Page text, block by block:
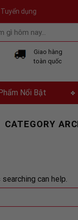
Tuyển dụng
Giao hàng
toàn quốc
Nổi Bật
CATEGORY
can help.